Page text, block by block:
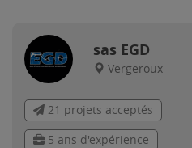
sas EGD
Vergeroux
21 projets acceptés
5 ans d'expérience